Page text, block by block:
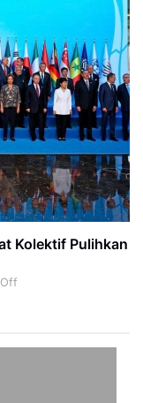
Kolektif Pulihkan